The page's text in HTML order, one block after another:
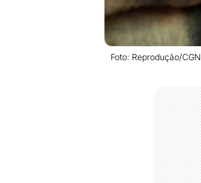
Foto: Reprodução/CGN